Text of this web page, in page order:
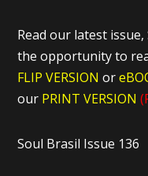
Read our latest
the opportunity to
FLIP VERSION or
our PRINT VERSION
Soul Brasil Issue 136